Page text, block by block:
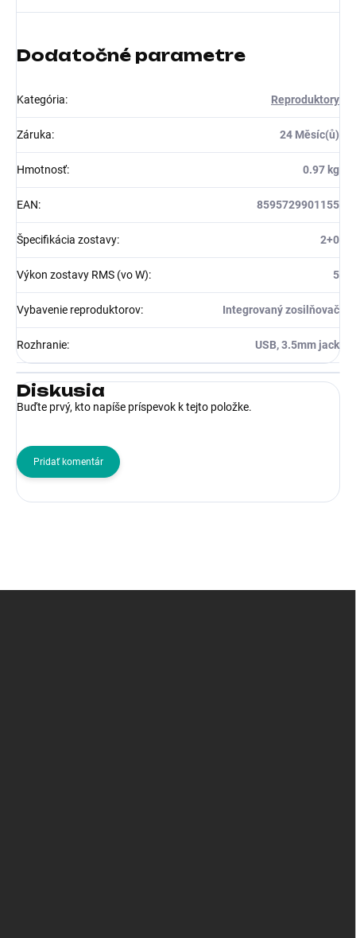
Dodatočné parametre
Kategória: Reproduktory
Záruka: 24 Měsíc(ů)
Hmotnosť: 0.97 kg
EAN: 8595729901155
Špecifikácia zostavy: 2+0
Výkon zostavy RMS (vo W): 5
Vybavenie reproduktorov: Integrovaný zosilňovač
Rozhranie: USB, 3.5mm jack
Diskusia
Buďte prvý, kto napíše príspevok k tejto položke.
Pridať komentár